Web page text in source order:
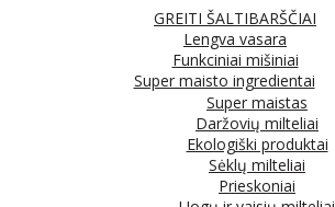
GREITI ŠALTIBARŠČIAI
Lengva vasara
Funkciniai mišiniai
Super maisto ingredientai
Super maistas
Daržovių milteliai
Ekologiški produktai
Sėklų milteliai
Prieskoniai